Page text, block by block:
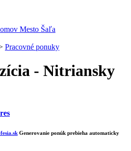
Pracovné ponuky
- Nitriansky
Generovanie ponúk prebieha automaticky